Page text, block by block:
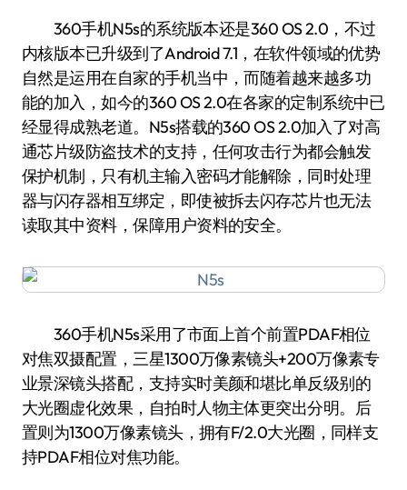
360手机N5s的系统版本还是360 OS 2.0，不过
内核版本已升级到了Android 7.1，在软件领域的优势
自然是运用在自家的手机当中，而随着越来越多功
能的加入，如今的360 OS 2.0在各家的定制系统中已
经显得成熟老道。N5s搭载的360 OS 2.0加入了对高
通芯片级防盗技术的支持，任何攻击行为都会触发
保护机制，只有机主输入密码才能解除，同时处理
器与闪存器相互绑定，即使被拆去闪存芯片也无法
读取其中资料，保障用户资料的安全。
360手机N5s采用了市面上首个前置PDAF相位
对焦双摄配置，三星1300万像素镜头+200万像素专
业景深镜头搭配，支持实时美颜和堪比单反级别的
大光圈虚化效果，自拍时人物主体更突出分明。后
置则为1300万像素镜头，拥有F/2.0大光圈，同样支
持PDAF相位对焦功能。